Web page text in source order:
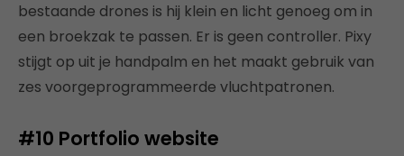
bestaande drones is hij klein en licht genoeg om in
een broekzak te passen. Er is geen controller. Pixy
stijgt op uit je handpalm en het maakt gebruik van
zes voorgeprogrammeerde vluchtpatronen.
#10 Portfolio website